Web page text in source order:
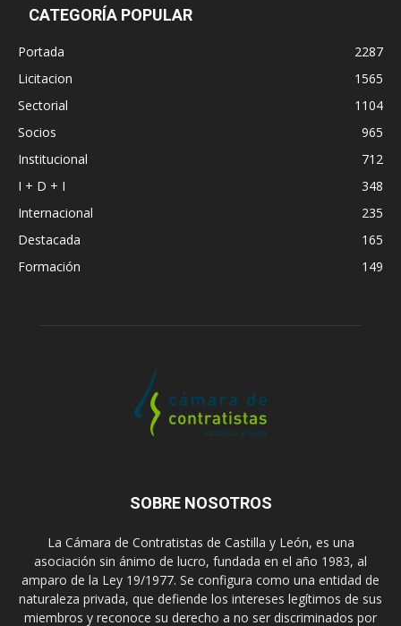
CATEGORÍA POPULAR
Portada
2287
Licitacion
1565
Sectorial
1104
Socios
965
Institucional
712
I + D + I
348
Internacional
235
Destacada
165
Formación
149
SOBRE NOSOTROS
La Cámara de Contratistas de Castilla y León, es una
asociación sin ánimo de lucro, fundada en el año 1983, al
amparo de la Ley 19/1977. Se configura como una entidad de
naturaleza privada, que defiende los intereses legítimos de sus
miembros y reconoce su derecho a no ser discriminados por